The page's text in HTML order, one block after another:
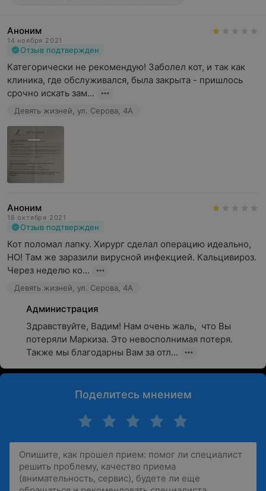
Аноним
14 ноября 2021
Отзыв подтвержден
Категорически не рекомендую! Заболел кот, и так как
клиника, где обслуживался, была закрыта - пришлось
срочно искать зам...
Девять жизней, ул. Серова, 4А
Аноним
18 октября 2021
Отзыв подтвержден
Кот поломал лапку. Хирург сделал операцию идеально,
НО! Там же заразили вирусной инфекцией. Кальцивироз.
Через неделю ко...
Девять жизней, ул. Серова, 4А
Администрация
Здравствуйте, Вадим! Нам очень жаль,  что Вы
потеряли Маркиза. Это невосполнимая потеря.
Также мы благодарны Вам за отл...
Поделитесь мнением